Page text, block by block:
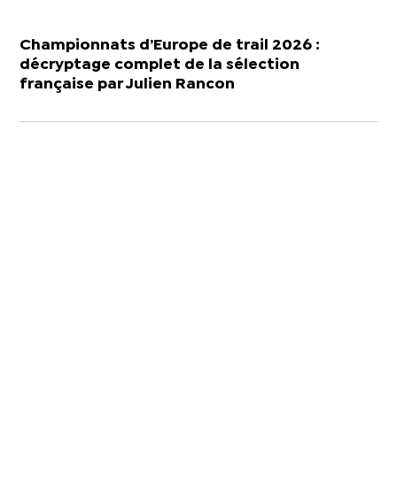
Championnats d’Europe de trail 2026 :
décryptage complet de la sélection
française par Julien Rancon